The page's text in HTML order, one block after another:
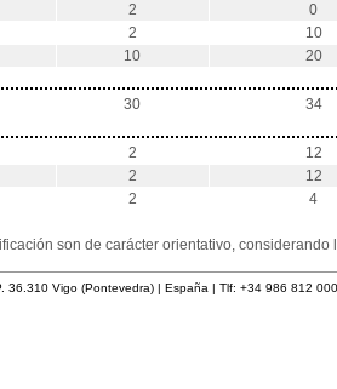
2 0
2 10
10 20
30 34
2 12
2 12
2 4
son de carácter orientativo,
Vigo (Pontevedra) | España | Tlf: +34 986 812 000